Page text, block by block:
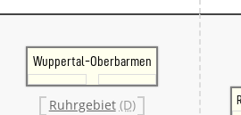
Wuppertal-Oberbarmen
Ruhrgebiet (D)